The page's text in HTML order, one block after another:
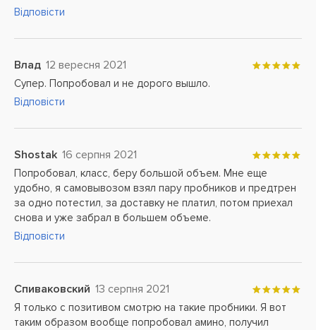
Відповісти
Влад 12 вересня 2021
Супер. Попробовал и не дорого вышло.
Відповісти
Shostak 16 серпня 2021
Попробовал, класс, беру большой объем. Мне еще
удобно, я самовывозом взял пару пробников и предтрен
за одно потестил, за доставку не платил, потом приехал
снова и уже забрал в большем объеме.
Відповісти
Спиваковский 13 серпня 2021
Я только с позитивом смотрю на такие пробники. Я вот
таким образом вообще попробовал амино, получил